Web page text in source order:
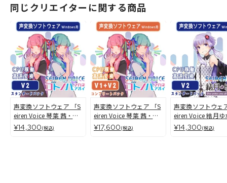
同じクリエイターに関する商品
声変換ソフトウェア 「S
eiren Voice 琴葉 茜・
葵」スタンダードパック
(v2) スタンダードパッ
¥14,300(税込)
声変換ソフトウェア 「S
eiren Voice 琴葉 茜・
葵」 コンプリートパッ
ク(v1&v2) コンプリー
¥17,600(税込)
声変換ソフトウェ
eiren Voice 結月ゆ
り」 スタンダード
ク(v2)
¥14,300(税込)